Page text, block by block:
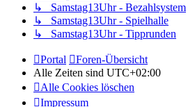
↳ Samstag13Uhr - Bezahlsystem
↳ Samstag13Uhr - Spielhalle
↳ Samstag13Uhr - Tipprunden
Portal
Foren-Übersicht
Alle Zeiten sind UTC+02:00
Alle Cookies löschen
Impressum